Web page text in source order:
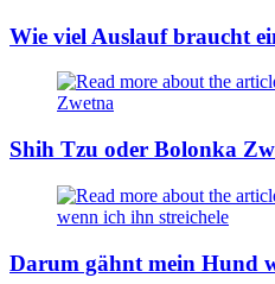
Wie viel Auslauf braucht
Shih Tzu oder Bolonka
Darum gähnt mein Hund